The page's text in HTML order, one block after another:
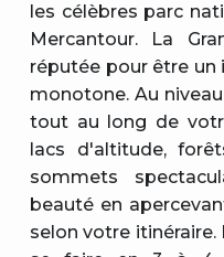
les célèbres parc
Mercantour. La
réputée pour être un
monotone. Au
tout au long de
lacs d'altitude,
sommets
beauté en
selon votre